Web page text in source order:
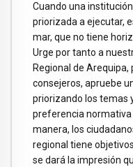
Cuando una
priorizada a ejecutar,
mar, que no tiene
Urge por tanto a
Regional de
consejeros, apruebe
priorizando los temas
preferencia normativa
manera, los
regional tiene
se dará la impresión